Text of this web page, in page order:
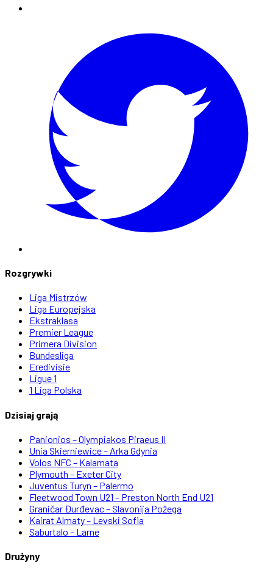
Rozgrywki
Liga Mistrzów
Liga Europejska
Ekstraklasa
Premier League
Primera Division
Bundesliga
Eredivisie
Ligue 1
1 Liga Polska
Dzisiaj grają
Panionios – Olympiakos Piraeus II
Unia Skierniewice – Arka Gdynia
Volos NFC – Kalamata
Plymouth – Exeter City
Juventus Turyn – Palermo
Fleetwood Town U21 – Preston North End U21
Graničar Đurđevac – Slavonija Požega
Kairat Almaty – Levski Sofia
Saburtalo – Larne
Drużyny